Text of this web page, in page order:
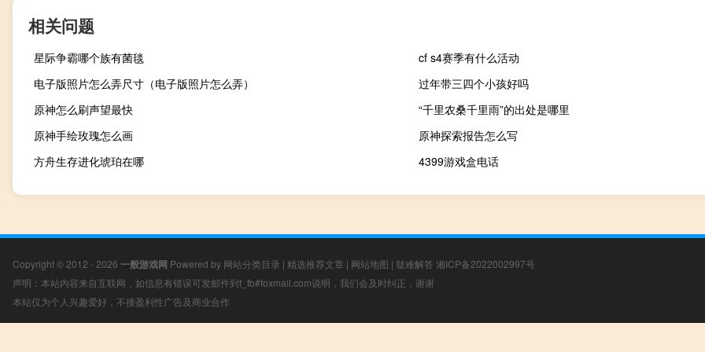
相关问题
星际争霸哪个族有菌毯
cf s4赛季有什么活动
电子版照片怎么弄尺寸（电子版照片怎么弄）
过年带三四个小孩好吗
原神怎么刷声望最快
“千里农桑千里雨”的出处是哪里
原神手绘玫瑰怎么画
原神探索报告怎么写
方舟生存进化琥珀在哪
4399游戏盒电话
Copyright © 2012 - 2026 一般游戏网 Powered by 网站分类目录 | 精选推荐文章 | 网站地图 | 疑难解答 湘ICP备2022002997号
声明：本站内容来自互联网，如信息有错误可发邮件到f_fb#foxmail.com说明，我们会及时纠正，谢谢
本站仅为个人兴趣爱好，不接盈利性广告及商业合作